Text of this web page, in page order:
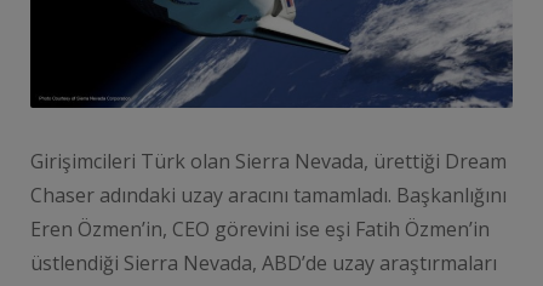
Girişimcileri Türk olan Sierra Nevada, ürettiği Dream
Chaser adındaki uzay aracını tamamladı. Başkanlığını
Eren Özmen’in, CEO görevini ise eşi Fatih Özmen’in
üstlendiği Sierra Nevada, ABD’de uzay araştırmaları